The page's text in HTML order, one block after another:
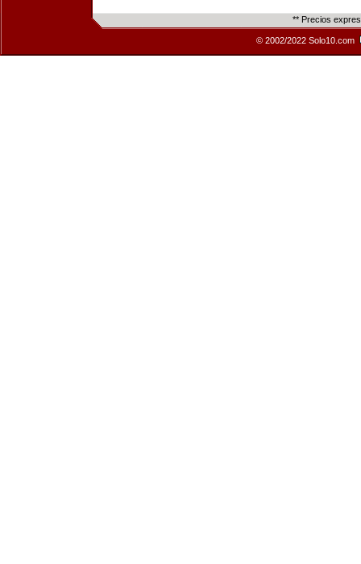
** Precios
© 2002/2022 Solo10.com